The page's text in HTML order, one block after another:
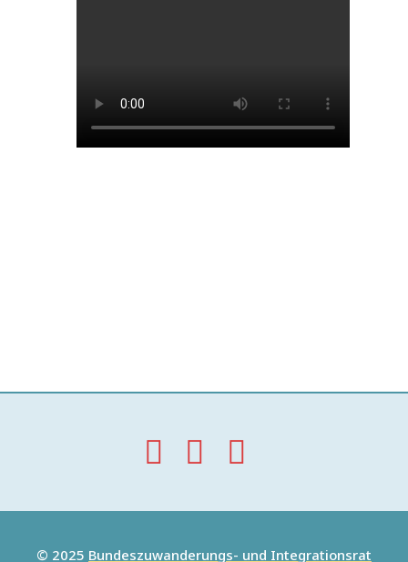
© 2025 Bundeszuwanderungs- und Integrationsrat